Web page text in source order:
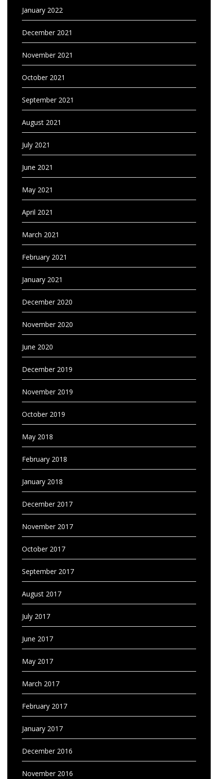
January 2022
December 2021
November 2021
October 2021
September 2021
August 2021
July 2021
June 2021
May 2021
April 2021
March 2021
February 2021
January 2021
December 2020
November 2020
June 2020
December 2019
November 2019
October 2019
May 2018
February 2018
January 2018
December 2017
November 2017
October 2017
September 2017
August 2017
July 2017
June 2017
May 2017
March 2017
February 2017
January 2017
December 2016
November 2016